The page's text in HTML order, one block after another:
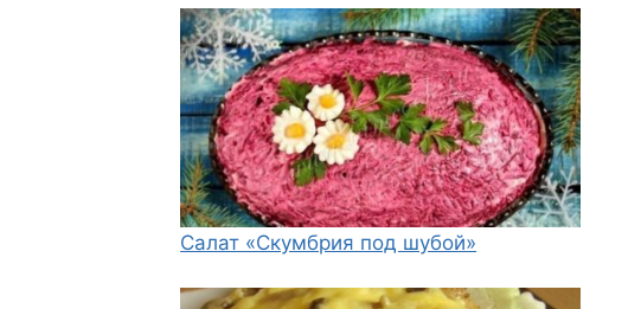
Салат «Скумбрия под шубой»